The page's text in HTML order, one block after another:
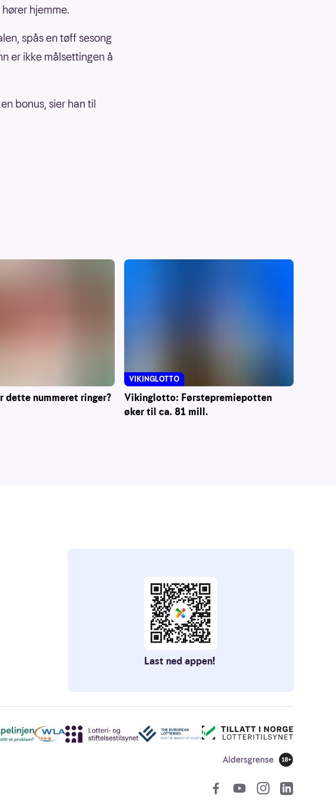
hjemme.
spås en tøff sesong
er ikke målsettingen å
bonus, sier han til
dette nummeret ringer?
Vikinglotto: Førstepremiepotten
øker til ca. 81 mill.
VIKINGLOTTO
Last ned appen!
Aldersgrense
18 år